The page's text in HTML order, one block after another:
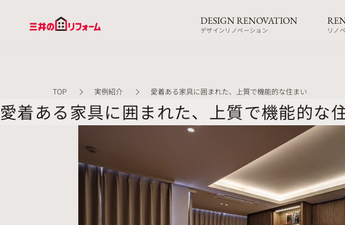
DESIGN RENOVATION
デザインリノベーション リノ
TOP 実例紹介 愛着ある家具に囲まれた、上質で機能的な住まい
愛着ある家具に囲まれた、上質で機能的な